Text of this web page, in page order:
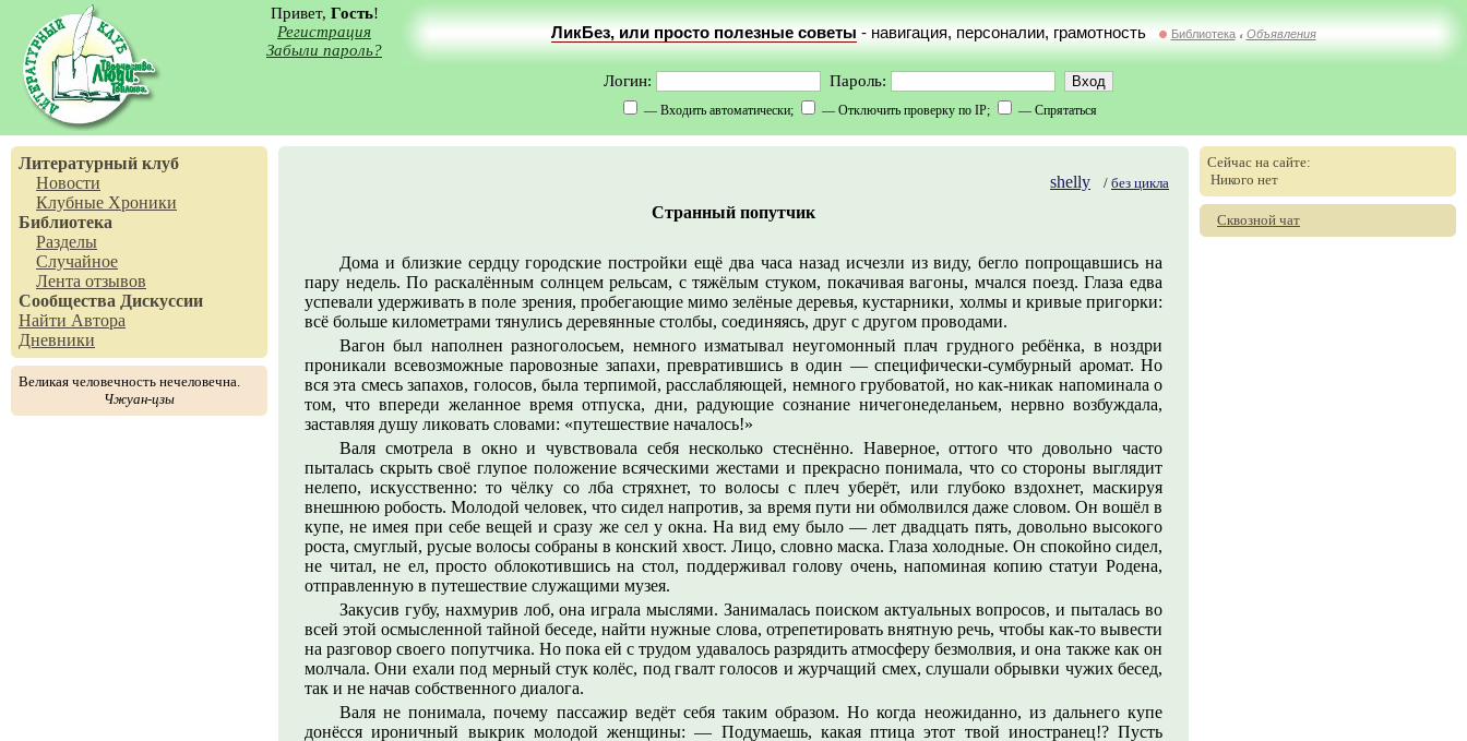
Привет, Гость!
Регистрация
Забыли пароль?
ЛикБез, или просто полезные советы - навигация, персоналии, грамотность Библиотека // Объявления
Логин: Пароль:
— Входить автоматически; — Отключить проверку по IP; — Спрятаться
Литературный клуб
Новости
Клубные Хроники
Библиотека
Разделы
Случайное
Лента отзывов
Сообщества Дискуссии
Найти Автора
Дневники
Великая человечность нечеловечна.
Чжуан-цзы
shelly / без цикла
Странный попутчик
Дома и близкие сердцу городские постройки ещё два часа назад исчезли из виду, бегло попрощавшись на
пару недель. По раскалённым солнцем рельсам, с тяжёлым стуком, покачивая вагоны, мчался поезд. Глаза едва
успевали удерживать в поле зрения, пробегающие мимо зелёные деревья, кустарники, холмы и кривые пригорки:
всё больше километрами тянулись деревянные столбы, соединяясь, друг с другом проводами.
Вагон был наполнен разноголосьем, немного изматывал неугомонный плач грудного ребёнка, в ноздри
проникали всевозможные паровозные запахи, превратившись в один — специфически-сумбурный аромат. Но
вся эта смесь запахов, голосов, была терпимой, расслабляющей, немного грубоватой, но как-никак напоминала о
том, что впереди желанное время отпуска, дни, радующие сознание ничегонеделаньем, нервно возбуждала,
заставляя душу ликовать словами: «путешествие началось!»
Валя смотрела в окно и чувствовала себя несколько стеснённо. Наверное, оттого что довольно часто
пыталась скрыть своё глупое положение всяческими жестами и прекрасно понимала, что со стороны выглядит
нелепо, искусственно: то чёлку со лба стряхнет, то волосы с плеч уберёт, или глубоко вздохнет, маскируя
внешнюю робость. Молодой человек, что сидел напротив, за время пути ни обмолвился даже словом. Он вошёл в
купе, не имея при себе вещей и сразу же сел у окна. На вид ему было — лет двадцать пять, довольно высокого
роста, смуглый, русые волосы собраны в конский хвост. Лицо, словно маска. Глаза холодные. Он спокойно сидел,
не читал, не ел, просто облокотившись на стол, поддерживал голову очень, напоминая копию статуи Родена,
отправленную в путешествие служащими музея.
Закусив губу, нахмурив лоб, она играла мыслями. Занималась поиском актуальных вопросов, и пыталась во
всей этой осмысленной тайной беседе, найти нужные слова, отрепетировать внятную речь, чтобы как-то вывести
на разговор своего попутчика. Но пока ей с трудом удавалось разрядить атмосферу безмолвия, и она также как он
молчала. Они ехали под мерный стук колёс, под гвалт голосов и журчащий смех, слушали обрывки чужих бесед,
так и не начав собственного диалога.
Валя не понимала, почему пассажир ведёт себя таким образом. Но когда неожиданно, из дальнего купе
донёсся ироничный выкрик молодой женщины: — Подумаешь, какая птица этот твой иностранец!? Пусть
Сейчас на сайте:
Никого нет
Сквозной чат